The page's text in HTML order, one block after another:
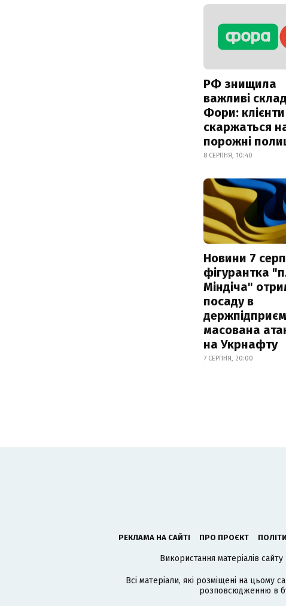
РФ знищила
важливі
Фори: клієнти
скаржаться
порожні
8 СЕРПНЯ, 10:40
Новини 7
фігурантка
Міндіча"
посаду в
масована
на Укрнафту
7 СЕРПНЯ, 20:00
РЕКЛАМА НА САЙТІ ПРО ПРОЄКТ
Використання матеріалів
Всі матеріали, які розміщені на цьому
розповсюдженню в